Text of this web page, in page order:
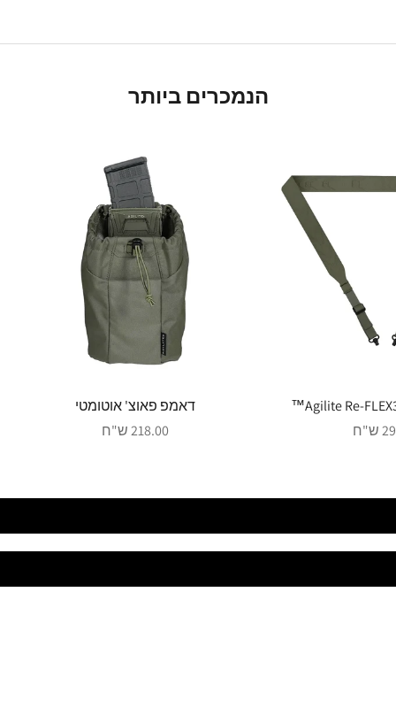
הנמכרים ביותר
מבצע
דאמפ פאוצ' אוטומטי
מחיר מבצע
218.00 ש"ח